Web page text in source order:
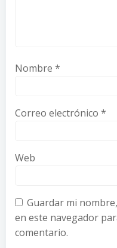
Nombre *
Correo electrónico *
Web
Guardar mi
en este navegador
comentario.